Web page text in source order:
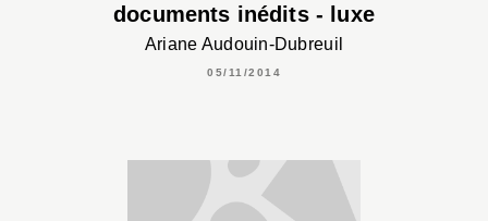
documents inédits - luxe
Ariane Audouin-Dubreuil
05/11/2014